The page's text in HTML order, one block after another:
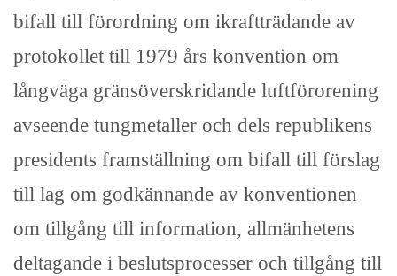
bifall till förordning om ikraftträdande av
protokollet till 1979 års konvention om
långväga gränsöverskridande luftförorening
avseende tungmetaller och dels republikens
presidents framställning om bifall till förslag
till lag om godkännande av konventionen
om tillgång till information, allmänhetens
deltagande i beslutsprocesser och tillgång till